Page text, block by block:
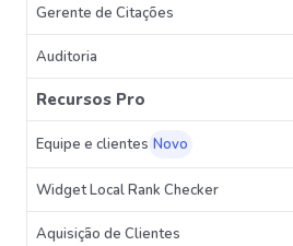
Gerente de Citações
Auditoria
Recursos Pro
Equipe e clientes Novo
Widget Local Rank Checker
Aquisição de Clientes